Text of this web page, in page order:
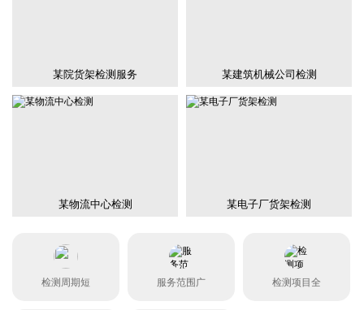
某院货架检测服务 某建筑机械公司检测
某物流中心检测 某电子厂货架检测
检测周期短 服务范围广 检测项目全